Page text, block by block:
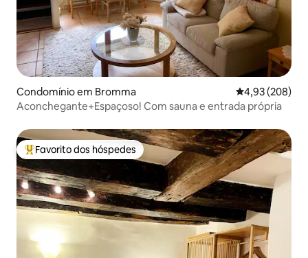
Condomínio em Bromma Classificação
4,93 (208)
Aconchegante+Espaçoso! Com sauna e entrada própria
Favoritos dos hóspedes mais apreciados
Favorito dos hóspedes